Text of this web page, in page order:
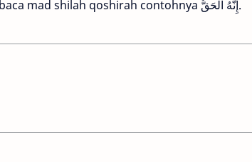
huruf setelah ha dhomir disambung maka tidak bisa dibaca mad shilah qoshirah contohnya إِنَّهُ الحَقُّ.